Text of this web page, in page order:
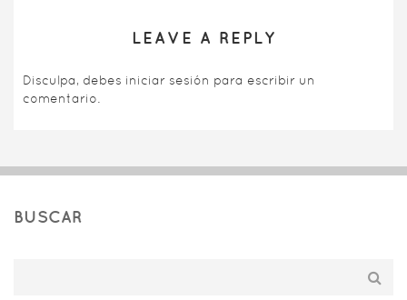
LEAVE A REPLY
Disculpa, debes iniciar sesión para escribir un
comentario.
BUSCAR